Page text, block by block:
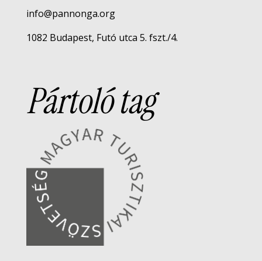
info@pannonga.org
1082 Budapest, Futó utca 5. fszt./4.
Pártoló tag